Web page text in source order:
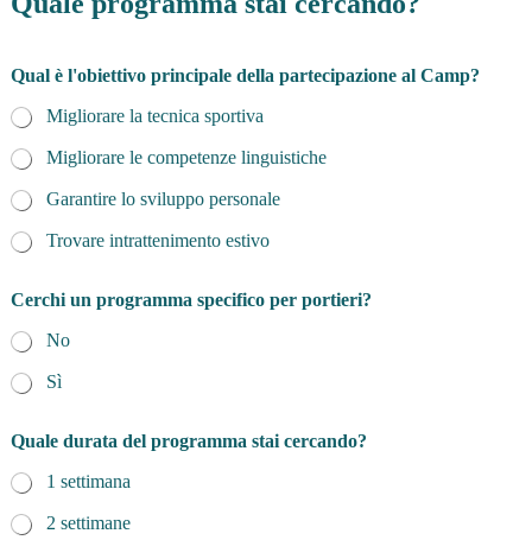
t
c
p
z
o
e
Qual è l'obiettivo principale della partecipazione al Camp?
Migliorare la tecnica sportiva
Migliorare le competenze linguistiche
Garantire lo sviluppo personale
Trovare intrattenimento estivo
Cerchi un programma specifico per portieri?
No
Sì
Quale durata del programma stai cercando?
1 settimana
2 settimane